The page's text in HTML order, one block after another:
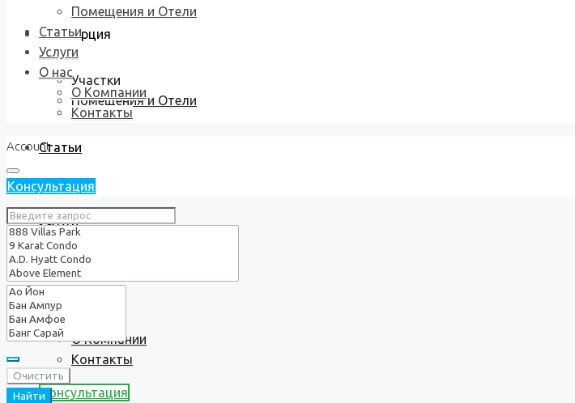
Коммерция
Участки
Помещения и Отели
Статьи
Услуги
О нас
О Компании
Контакты
Консультация
Помещения и Отели
Статьи
Услуги
О нас
О Компании
Контакты
Account
Консультация
Очистить
Найти